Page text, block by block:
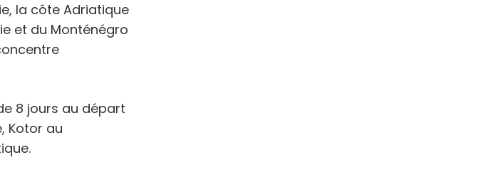
la côte Adriatique
et du Monténégro
8 jours au départ
Kotor au